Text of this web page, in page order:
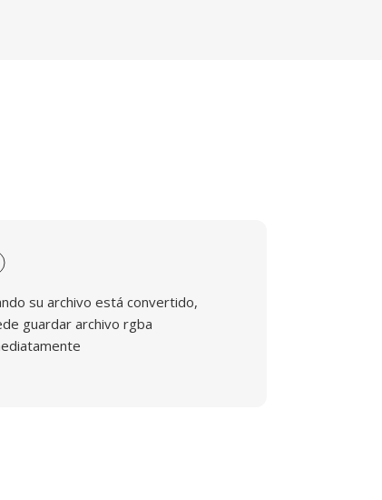
su archivo está convertido,
guardar archivo rgba